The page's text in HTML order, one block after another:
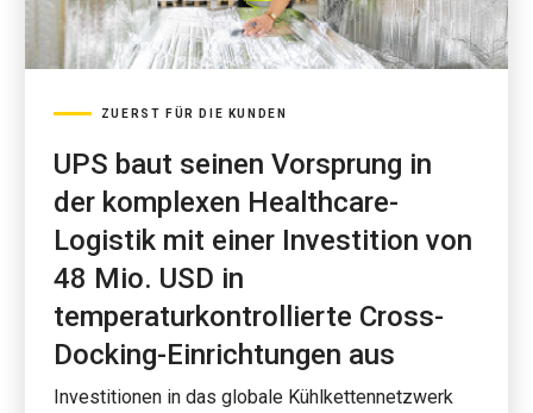
ZUERST FÜR DIE KUNDEN
UPS baut seinen Vorsprung in
der komplexen Healthcare-
Logistik mit einer Investition von
48 Mio. USD in
temperaturkontrollierte Cross-
Docking-Einrichtungen aus
Investitionen in das globale Kühlkettennetzwerk